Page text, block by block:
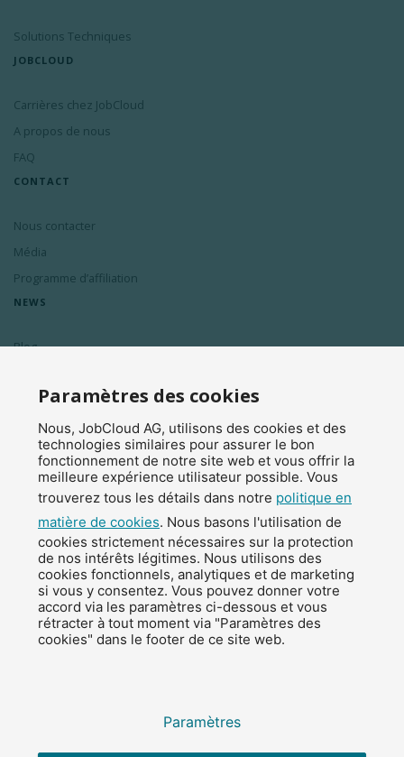
Solutions Techniques
JOBCLOUD
Carrières chez JobCloud
A propos de nous
FAQ
CONTACT
Nous contacter
Média
Programme d’affiliation
NEWS
Blog
© 2026 JobCloud — Tous droits réservés
Mentions légales
Protection des données
Paramètres des cookies
Nous, JobCloud AG, utilisons des cookies et des
technologies similaires pour assurer le bon
fonctionnement de notre site web et vous offrir la
meilleure expérience utilisateur possible. Vous
trouverez tous les détails dans notre politique en
matière de cookies. Nous basons l'utilisation de
cookies strictement nécessaires sur la protection
de nos intérêts légitimes. Nous utilisons des
cookies fonctionnels, analytiques et de marketing
si vous y consentez. Vous pouvez donner votre
accord via les paramètres ci-dessous et vous
rétracter à tout moment via "Paramètres des
cookies" dans le footer de ce site web.
Paramètres